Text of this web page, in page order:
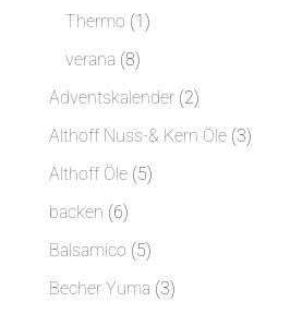
Produkte
Thermo 1 1
verana 88
Produkte
Adventskalender 22
Produkte
Althoff Nuss-& Kern Öle 33
Althoff Öle 55
backen 66
Produkte
Balsamico 55
Produkte
Becher Yuma 33